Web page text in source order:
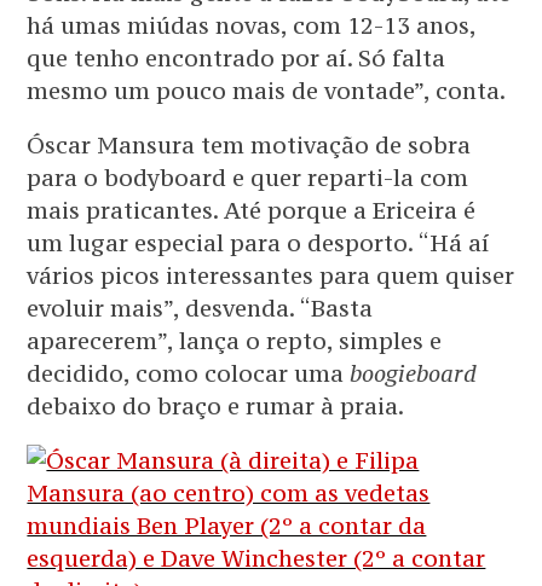
há umas miúdas novas, com 12-13 anos,
que tenho encontrado por aí. Só falta
mesmo um pouco mais de vontade”, conta.
Óscar Mansura tem motivação de sobra
para o bodyboard e quer reparti-la com
mais praticantes. Até porque a Ericeira é
um lugar especial para o desporto. “Há aí
vários picos interessantes para quem quiser
evoluir mais”, desvenda. “Basta
aparecerem”, lança o repto, simples e
decidido, como colocar umaboogieboard
debaixo do braço e rumar à praia.